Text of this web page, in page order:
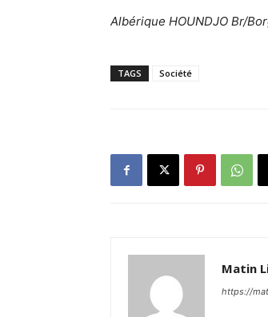
Albérique HOUNDJO Br/
TAGS Société
Matin
https://